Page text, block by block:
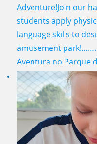
Adventure!Join our
students apply
language skills to
amusement
Aventura no Parque